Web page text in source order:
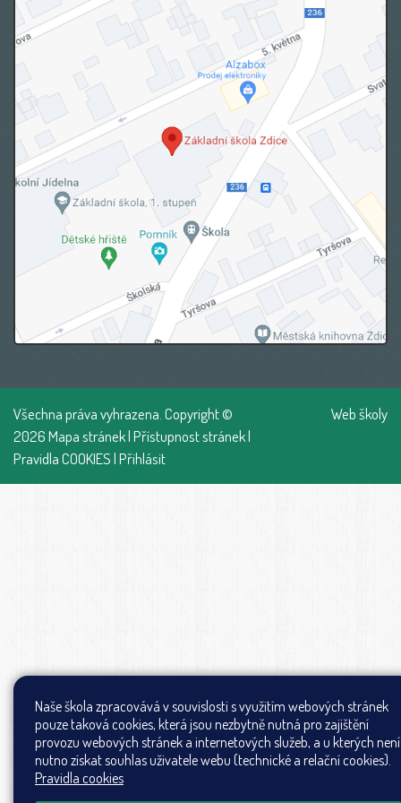
Všechna práva vyhrazena. Copyright ©
2026Mapa stránek|Přístupnost stránek|
Pravidla COOKIES|Přihlásit
Web školy
Naše škola zpracovává v souvislosti s využitím webových stránek
pouze taková cookies, která jsou nezbytně nutná pro zajištění
provozu webových stránek a internetových služeb, a u kterých není
nutno získat souhlas uživatele webu (technické a relační cookies).
Pravidla cookies